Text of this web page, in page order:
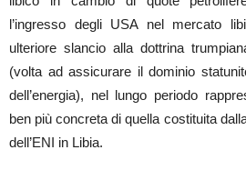
l’ingresso degli USA nel mercato
ulteriore slancio alla dottrina
(volta ad assicurare il dominio
dell’energia), nel lungo periodo
ben più concreta di quella costituita
dell’ENI in Libia.